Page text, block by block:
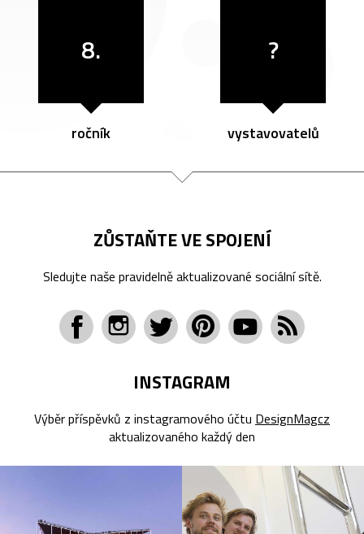
8.
ročník
?
vystavovatelů
ZŮSTAŇTE VE SPOJENÍ
Sledujte naše pravidelně aktualizované sociální sítě.
INSTAGRAM
Výběr příspěvků z instagramového účtu DesignMagcz
aktualizovaného každý den